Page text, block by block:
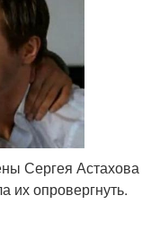
Сергея Астахова
их опровергнуть.